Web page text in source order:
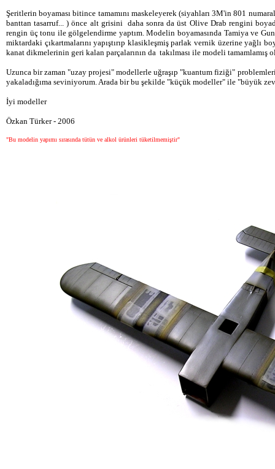
Şeritlerin boyaması bitince tamamını maskeleyerek (siyahları 3M'in 801
banttan tasarruf... ) önce alt grisini daha sonra da üst Olive Drab rengini
rengin üç tonu ile gölgelendirme yaptım. Modelin boyamasında Tamiya ve
miktardaki çıkartmalarını yapıştırıp klasikleşmiş parlak vernik üzerine yağlı
kanat dikmelerinin geri kalan parçalarının da takılması ile modeli tamamlamış
Uzunca bir zaman "uzay projesi" modellerle uğraşıp "kuantum fiziği"
yakaladığıma seviniyorum. Arada bir bu şekilde "küçük modeller" ile "büyük
İyi modeller
Özkan Türker - 2006
"Bu modelin yapımı sırasında tütün ve alkol ürünleri tüketilmemiştir"